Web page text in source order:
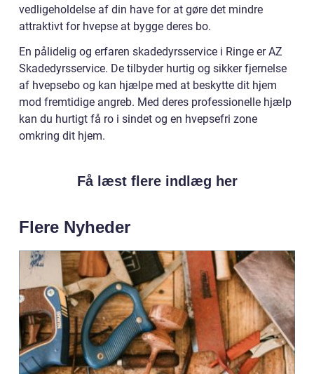
vedligeholdelse af din have for at gøre det mindre
attraktivt for hvepse at bygge deres bo.
En pålidelig og erfaren skadedyrsservice i Ringe er AZ
Skadedyrsservice. De tilbyder hurtig og sikker fjernelse
af hvepsebo og kan hjælpe med at beskytte dit hjem
mod fremtidige angreb. Med deres professionelle hjælp
kan du hurtigt få ro i sindet og en hvepsefri zone
omkring dit hjem.
Få læst flere indlæg her
Flere Nyheder